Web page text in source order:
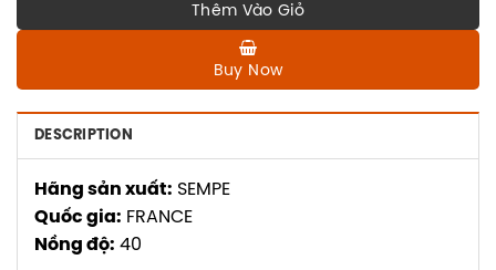
Thêm Vào Giỏ
Buy Now
DESCRIPTION
Hãng sản xuất: SEMPE
Quốc gia: FRANCE
Nồng độ: 40